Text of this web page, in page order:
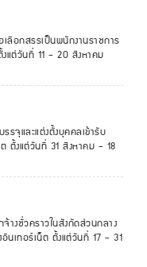
อกสรรเป็นพนักงานราชการ
แต่วันที่ 11 - 20 สิงหาคม
รจุและแต่งตั้งบุคคลเข้ารับ
ตั้งแต่วันที่ 31 สิงหาคม - 18
งชั่วคราวในสังกัดส่วนกลาง
เทอร์เน็ต ตั้งแต่วันที่ 17 - 31